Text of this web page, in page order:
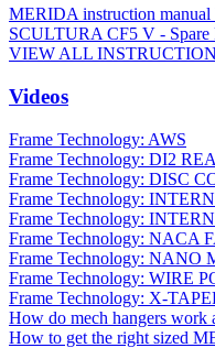
MERIDA instruction manual
SCULTURA CF5 V - Spare
VIEW ALL
Videos
Frame Technology: AWS
Frame Technology: DI2
Frame Technology: DISC
Frame Technology:
Frame Technology:
Frame Technology: NACA
Frame Technology: NANO
Frame Technology: WIRE
Frame Technology: X-
How do mech hangers work
How to get the right sized